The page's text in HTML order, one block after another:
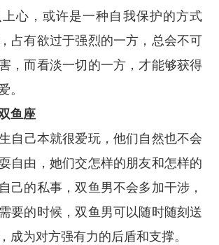
心，或许是一种自我保护的方式
占有欲过于强烈的一方，总会不可
，而看淡一切的一方，才能够获得
。
鱼座
自己本就很爱玩，他们自然也不会
自由，她们交怎样的朋友和怎样的
己的私事，双鱼男不会多加干涉，
要的时候，双鱼男可以随时随刻送
成为对方强有力的后盾和支撑。